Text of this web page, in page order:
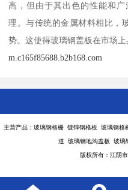
高，但由于其出色的性能和
理。与传统的金属材料相比，
势。这使得玻璃钢盖板在市场上
m.c165f85688.b2b168.com
主营产品：玻璃钢格栅 镀锌钢格板 玻璃钢
道 玻璃钢地沟盖板 玻璃
版权所有：江阴